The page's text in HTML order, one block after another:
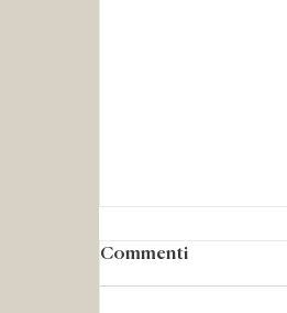
Commenti